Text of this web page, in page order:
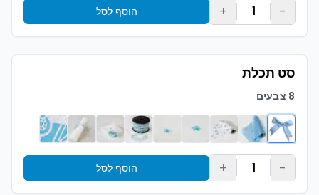
-
1
+ הוסף לסל
סט תכלת
8 צבעים
-
1
+ הוסף לסל